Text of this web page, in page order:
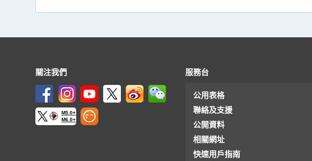
關注我們
M5.0+
M6.0+
服務台
公用表格
聯絡及支援
公開資料
相關網址
快速用戶指南